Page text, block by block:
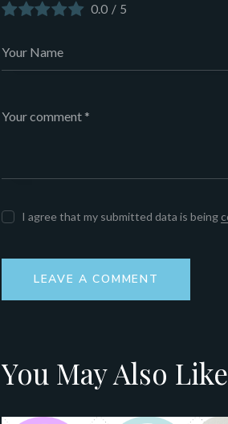
0.0 / 5
I agree that my submitted data is being
You May Also Like